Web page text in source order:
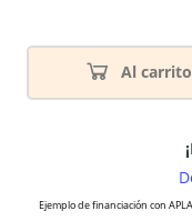
Al carrito